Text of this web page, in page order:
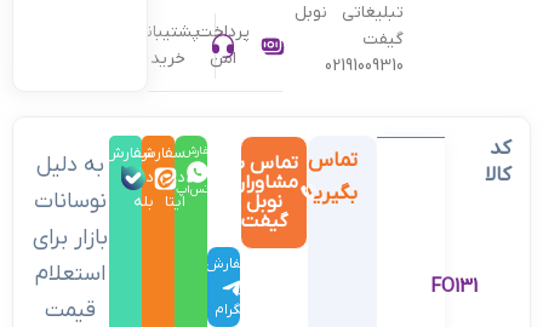
تبلیغاتی نوبل
گیفت
02191009310
پرداخت
امن
پشتیبانی
خرید
کد
کالا
FO131
تماس
بگیرید
تماس با
مشاوران
نوبل
گیفت
سفارش
در
تلگرام
سفارش
در
واتس‌اپ
سفارش
در
ایتا
سفارش
در
بله
به دلیل
نوسانات
بازار برای
استعلام
قیمت